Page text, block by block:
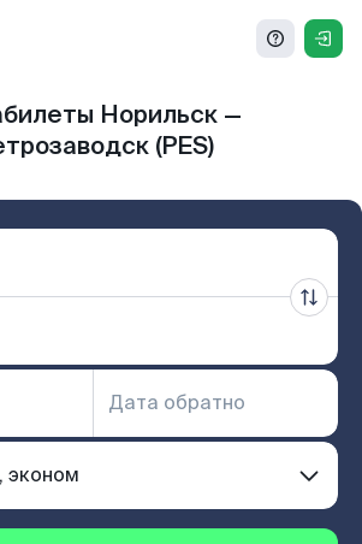
Норильск —
(PES)